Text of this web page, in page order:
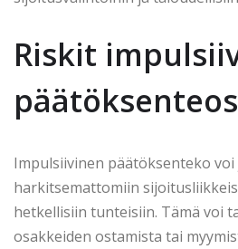
Riskit
Impulsiivinen päätöksenteko
harkitsemattomiin
hetkellisiin tunteisiin. Tämä voi
osakkeiden ostamista tai